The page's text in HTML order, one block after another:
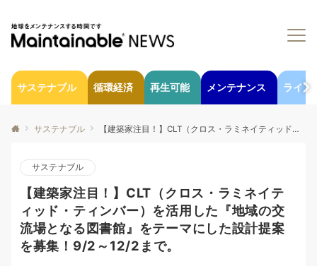
サステナブル 循環経済 再生可能 メンテナンス ライフ
サステナブル 【建築家注目！】CLT（クロス・ラミネイティッド・ティンバー）を活用した『地域の交流場となる図書館』をテーマにした設計提案を募集！9/2～12/2まで。
サステナブル
【建築家注目！】CLT（クロス・ラミネイテ
ィッド・ティンバー）を活用した『地域の交
流場となる図書館』をテーマにした設計提案
を募集！9/2～12/2まで。